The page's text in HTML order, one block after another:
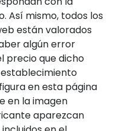
Así mismo, todos los
están valorados
algún error
precio que dicho
en esta página
en la imagen
aparezcan